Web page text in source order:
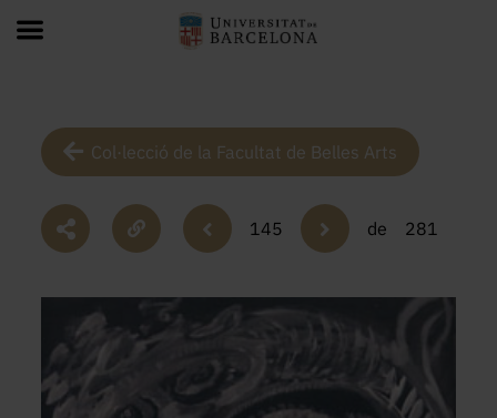
Col·lecció de la Facultat de Belles Arts
145 de 281